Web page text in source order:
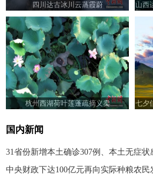
四川达古冰川云蒸霞蔚
山西
杭州西湖荷叶莲蓬疏摘义卖
七夕
国内新闻
31省份新增本土确诊307例、本土无症状
中央财政下达100亿元再向实际种粮农民